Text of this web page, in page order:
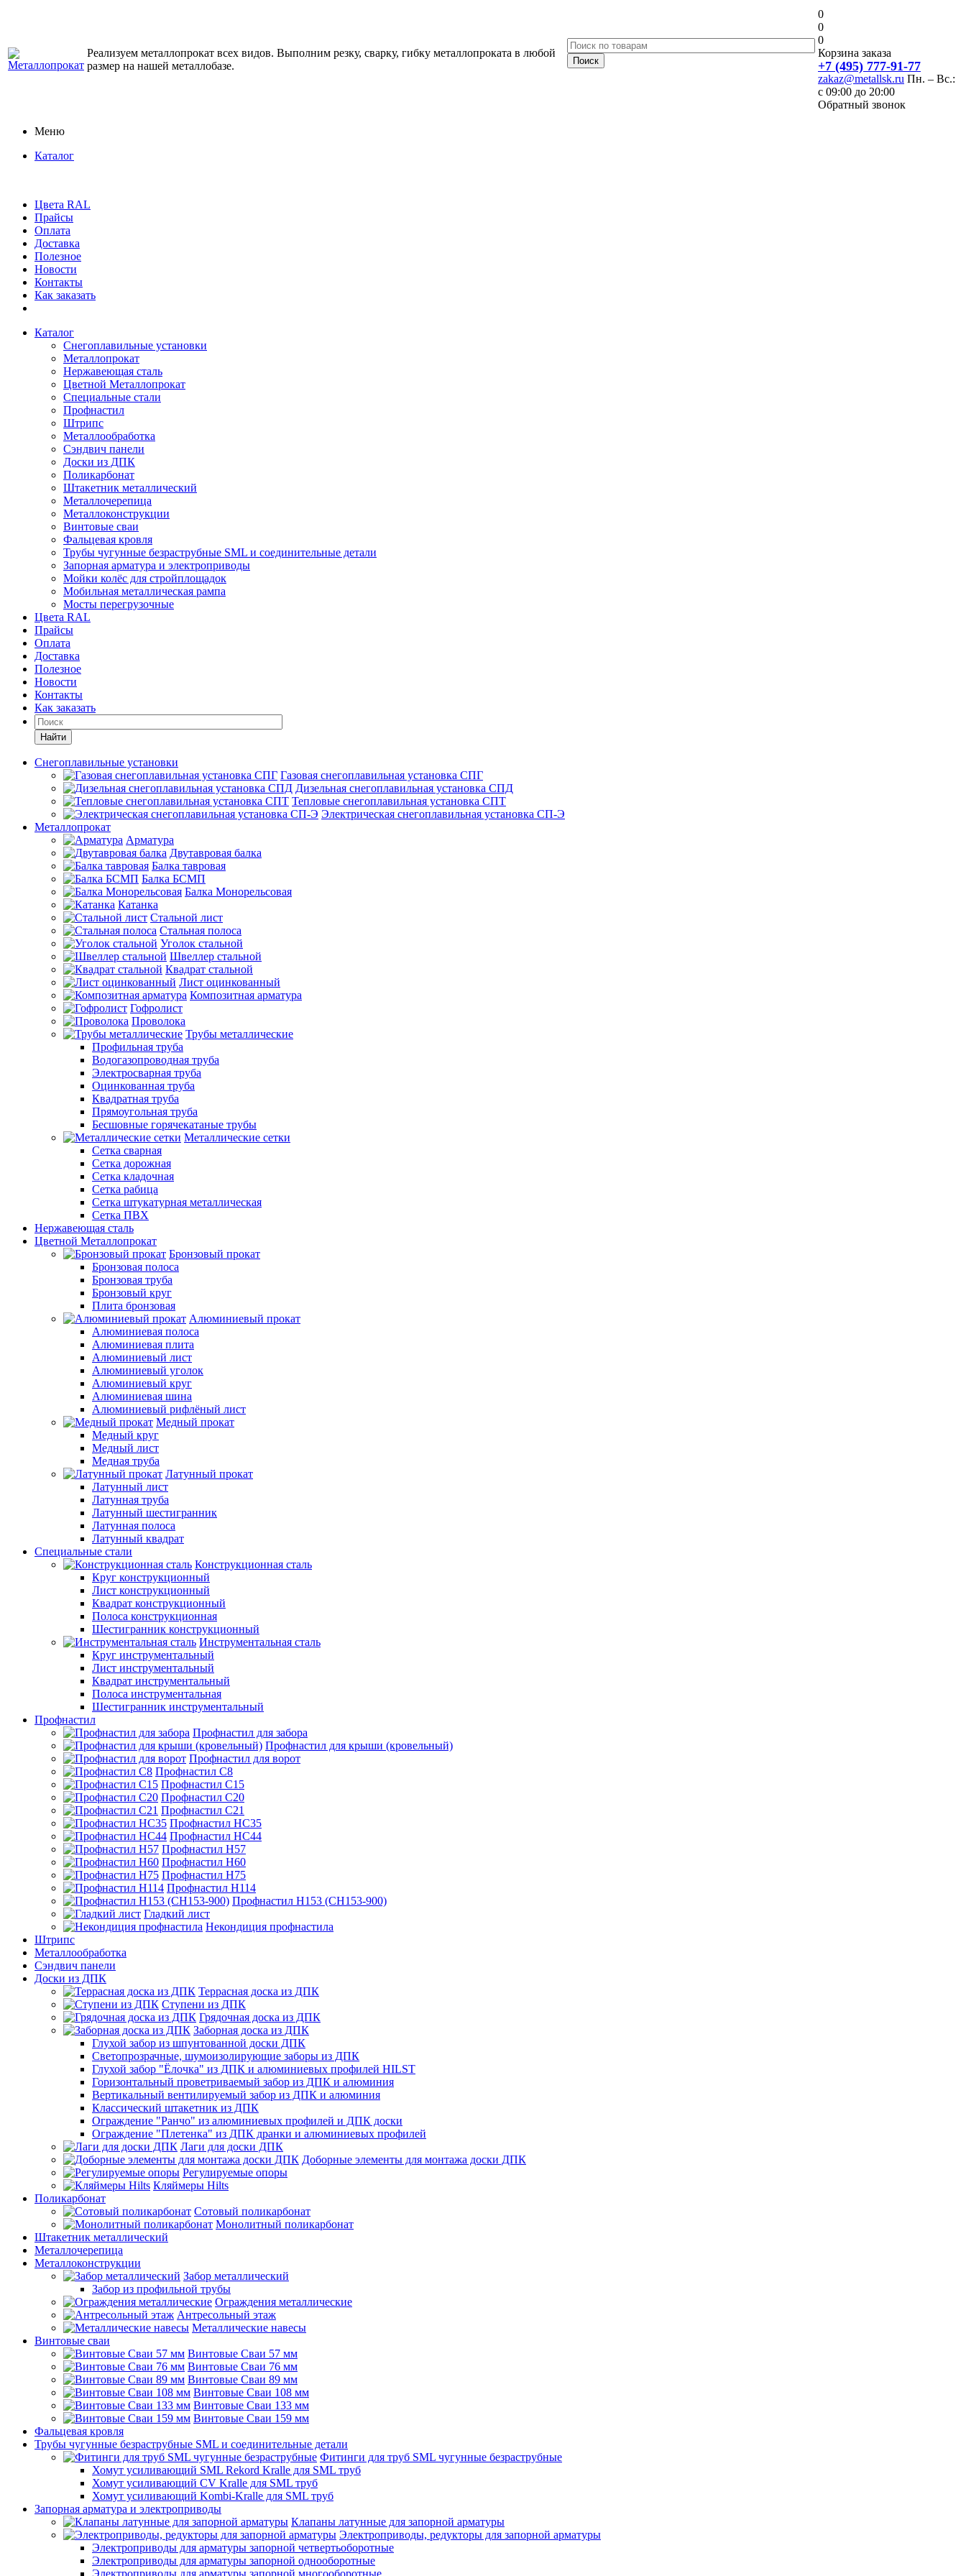
Реализуем металлопрокат всех видов. Выполним резку, сварку, гибку металлопроката в любой
размер на нашей металлобазе.
0
0
0
Корзина заказа
+7 (495) 777-91-77
zakaz@metallsk.ru Пн. – Вс.:
с 09:00 до 20:00
Обратный звонок
Меню
Каталог
Цвета RAL
Прайсы
Оплата
Доставка
Полезное
Новости
Контакты
Как заказать
Каталог
Снегоплавильные установки
Металлопрокат
Нержавеющая сталь
Цветной Металлопрокат
Специальные стали
Профнастил
Штрипс
Металлообработка
Сэндвич панели
Доски из ДПК
Поликарбонат
Штакетник металлический
Металлочерепица
Металлоконструкции
Винтовые сваи
Фальцевая кровля
Трубы чугунные безраструбные SML и соединительные детали
Запорная арматура и электроприводы
Мойки колёс для стройплощадок
Мобильная металлическая рампа
Мосты перегрузочные
Цвета RAL
Прайсы
Оплата
Доставка
Полезное
Новости
Контакты
Как заказать
Найти
Снегоплавильные установки
Газовая снегоплавильная установка СПГ
Дизельная снегоплавильная установка СПД
Тепловые снегоплавильная установка СПТ
Электрическая снегоплавильная установка СП-Э
Металлопрокат
Арматура
Двутавровая балка
Балка тавровая
Балка БСМП
Балка Монорельсовая
Катанка
Стальной лист
Стальная полоса
Уголок стальной
Швеллер стальной
Квадрат стальной
Лист оцинкованный
Композитная арматура
Гофролист
Проволока
Трубы металлические
Профильная труба
Водогазопроводная труба
Электросварная труба
Оцинкованная труба
Квадратная труба
Прямоугольная труба
Бесшовные горячекатаные трубы
Металлические сетки
Сетка сварная
Сетка дорожная
Сетка кладочная
Сетка рабица
Сетка штукатурная металлическая
Сетка ПВХ
Нержавеющая сталь
Цветной Металлопрокат
Бронзовый прокат
Бронзовая полоса
Бронзовая труба
Бронзовый круг
Плита бронзовая
Алюминиевый прокат
Алюминиевая полоса
Алюминиевая плита
Алюминиевый лист
Алюминиевый уголок
Алюминиевый круг
Алюминиевая шина
Алюминиевый рифлёный лист
Медный прокат
Медный круг
Медный лист
Медная труба
Латунный прокат
Латунный лист
Латунная труба
Латунный шестигранник
Латунная полоса
Латунный квадрат
Специальные стали
Конструкционная сталь
Круг конструкционный
Лист конструкционный
Квадрат конструкционный
Полоса конструкционная
Шестигранник конструкционный
Инструментальная сталь
Круг инструментальный
Лист инструментальный
Квадрат инструментальный
Полоса инструментальная
Шестигранник инструментальный
Профнастил
Профнастил для забора
Профнастил для крыши (кровельный)
Профнастил для ворот
Профнастил С8
Профнастил С15
Профнастил С20
Профнастил С21
Профнастил НС35
Профнастил НС44
Профнастил Н57
Профнастил Н60
Профнастил Н75
Профнастил Н114
Профнастил Н153 (СН153-900)
Гладкий лист
Некондиция профнастила
Штрипс
Металлообработка
Сэндвич панели
Доски из ДПК
Террасная доска из ДПК
Ступени из ДПК
Грядочная доска из ДПК
Заборная доска из ДПК
Глухой забор из шпунтованной доски ДПК
Светопрозрачные, шумоизолирующие заборы из ДПК
Глухой забор "Ёлочка" из ДПК и алюминиевых профилей HILST
Горизонтальный проветриваемый забор из ДПК и алюминия
Вертикальный вентилируемый забор из ДПК и алюминия
Классический штакетник из ДПК
Ограждение "Ранчо" из алюминиевых профилей и ДПК доски
Ограждение "Плетенка" из ДПК дранки и алюминиевых профилей
Лаги для доски ДПК
Доборные элементы для монтажа доски ДПК
Регулируемые опоры
Кляймеры Hilts
Поликарбонат
Сотовый поликарбонат
Монолитный поликарбонат
Штакетник металлический
Металлочерепица
Металлоконструкции
Забор металлический
Забор из профильной трубы
Ограждения металлические
Антресольный этаж
Металлические навесы
Винтовые сваи
Винтовые Сваи 57 мм
Винтовые Сваи 76 мм
Винтовые Сваи 89 мм
Винтовые Сваи 108 мм
Винтовые Сваи 133 мм
Винтовые Сваи 159 мм
Фальцевая кровля
Трубы чугунные безраструбные SML и соединительные детали
Фитинги для труб SML чугунные безраструбные
Хомут усиливающий SML Rekord Kralle для SML труб
Хомут усиливающий CV Kralle для SML труб
Хомут усиливающий Kombi-Kralle для SML труб
Запорная арматура и электроприводы
Клапаны латунные для запорной арматуры
Электроприводы, редукторы для запорной арматуры
Электроприводы для арматуры запорной четвертьоборотные
Электроприводы для арматуры запорной однооборотные
Электроприводы для арматуры запорной многооборотные